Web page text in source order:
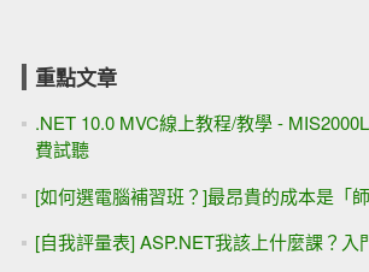
重點文章
.NET 10.0 MVC線上教程/教學 -
費試聽
[如何選電腦補習班？]最昂貴的成本是「師
[自我評量表] ASP.NET我該上什麼課？入